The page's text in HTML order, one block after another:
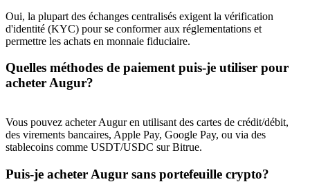
Register & Trade to Win 500,000 USDT
Precious Metals Trading Carnival
Oui, la plupart des échanges centralisés exigent la vérification
d'identité (KYC) pour se conformer aux réglementations et
permettre les achats en monnaie fiduciaire.
Quelles méthodes de paiement puis-je utiliser pour
acheter Augur?
Vous pouvez acheter Augur en utilisant des cartes de crédit/débit,
des virements bancaires, Apple Pay, Google Pay, ou via des
stablecoins comme USDT/USDC sur Bitrue.
Puis-je acheter Augur sans portefeuille crypto?